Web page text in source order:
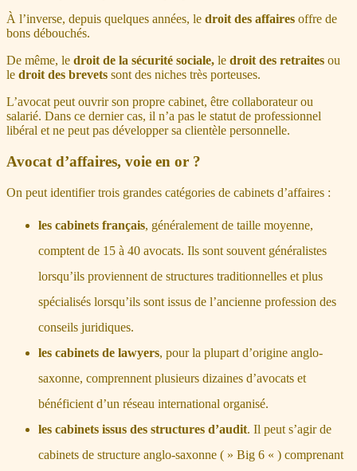
À l’inverse, depuis quelques années, le droit des affaires offre de
bons débouchés.
De même, le droit de la sécurité sociale, le droit des retraites ou
le droit des brevets sont des niches très porteuses.
L’avocat peut ouvrir son propre cabinet, être collaborateur ou
salarié. Dans ce dernier cas, il n’a pas le statut de professionnel
libéral et ne peut pas développer sa clientèle personnelle.
Avocat d’affaires, voie en or ?
On peut identifier trois grandes catégories de cabinets d’affaires :
les cabinets français, généralement de taille moyenne,
comptent de 15 à 40 avocats. Ils sont souvent généralistes
lorsqu’ils proviennent de structures traditionnelles et plus
spécialisés lorsqu’ils sont issus de l’ancienne profession des
conseils juridiques.
les cabinets de lawyers, pour la plupart d’origine anglo-
saxonne, comprennent plusieurs dizaines d’avocats et
bénéficient d’un réseau international organisé.
les cabinets issus des structures d’audit. Il peut s’agir de
cabinets de structure anglo-saxonne ( » Big 6 « ) comprenant